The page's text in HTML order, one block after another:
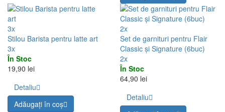
3x
Stilou Barista pentru latte art
3x
În Stoc
19,90 lei
Detaliu
Adăugați în coş
2x
Set de garnituri pentru Flair
Classic și Signature (6buc)
2x
În Stoc
64,90 lei
Detaliu